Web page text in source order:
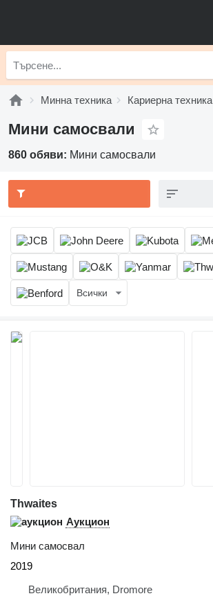
Минна техника Кариерна техника
Мини самосвали
860 обяви: Мини самосвали
Всички
Thwaites
Аукцион
Мини самосвал
2019
Великобритания, Dromore